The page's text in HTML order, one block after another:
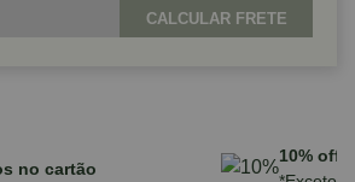
CALCULAR FRETE
até 10x sem juros no cartão